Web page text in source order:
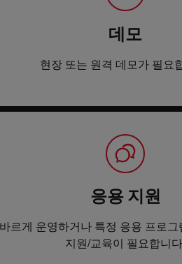
데모
현장 또는 원격 데모가 필요
응용 지원
르게 운영하거나 특정 응용 프로
지원/교육이 필요합니